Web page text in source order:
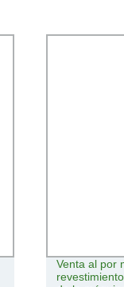
Venta al por